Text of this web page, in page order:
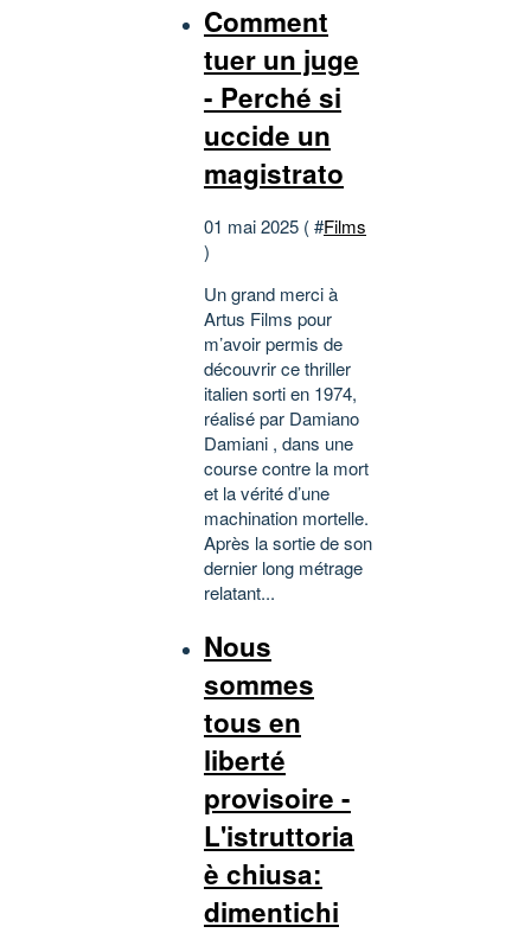
Comment
tuer un juge
- Perché si
uccide un
magistrato
01 mai 2025 ( #Films
)
Un grand merci à
Artus Films pour
m’avoir permis de
découvrir ce thriller
italien sorti en 1974,
réalisé par Damiano
Damiani , dans une
course contre la mort
et la vérité d’une
machination mortelle.
Après la sortie de son
dernier long métrage
relatant...
Nous
sommes
tous en
liberté
provisoire -
L'istruttoria
è chiusa:
dimentichi